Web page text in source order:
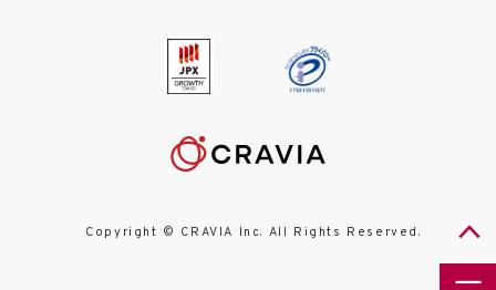
Copyright © CRAVIA Inc. All Rights Reserved.